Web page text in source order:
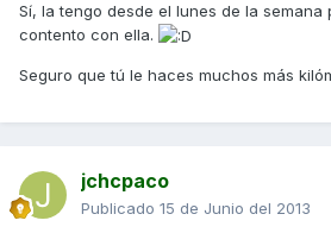
Sí, la tengo desde el lunes de la semana
contento con ella.
Seguro que tú le haces muchos más
jchcpaco
Publicado 15 de Junio del 2013